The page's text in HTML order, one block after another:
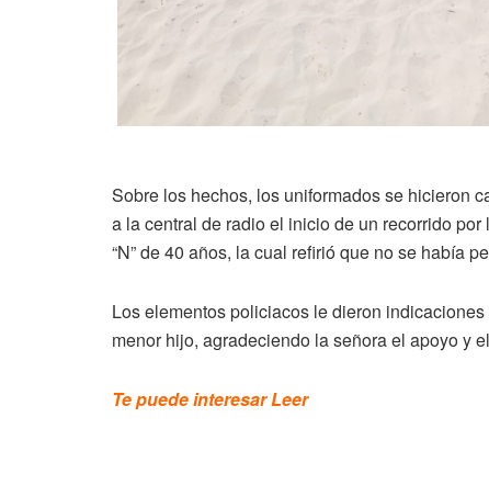
Sobre los hechos, los uniformados se hicieron
a la central de radio el inicio de un recorrido
“N” de 40 años, la cual refirió que no se había
Los elementos policiacos le dieron
menor hijo, agradeciendo la señora el apoyo y
Te puede interesar Leer